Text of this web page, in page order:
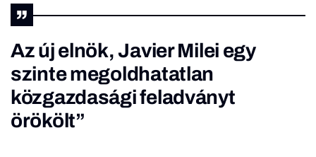
Az új elnök, Javier Milei egy
szinte megoldhatatlan
közgazdasági feladványt
örökölt”